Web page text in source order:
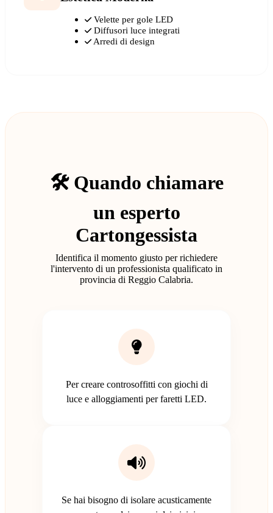
Velette per gole LED
Diffusori luce integrati
Arredi di design
🛠️ Quando chiamare
un esperto
Cartongessista
Identifica il momento giusto per richiedere
l'intervento di un professionista qualificato in
provincia di Reggio Calabria.
Per creare controsoffitti con giochi di
luce e alloggiamenti per faretti LED.
Se hai bisogno di isolare acusticamente